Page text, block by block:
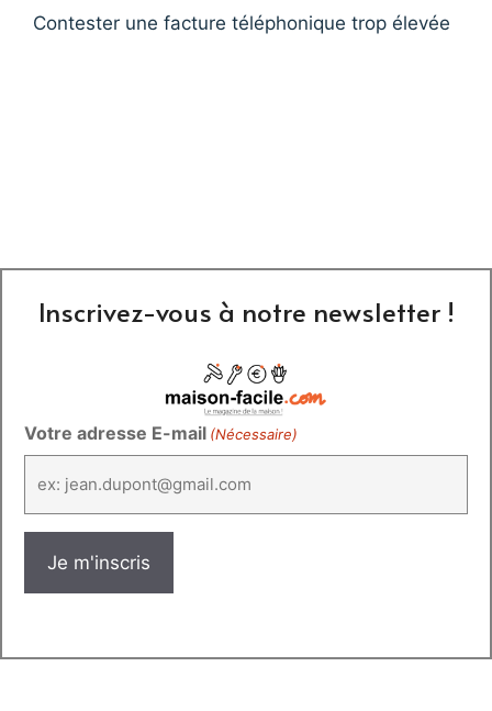
Contester une facture téléphonique trop élevée
Inscrivez-vous à notre newsletter !
Votre adresse E-mail (Nécessaire)